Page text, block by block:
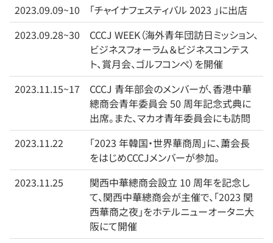
2023.09.09~10
「チャイナフェスティバル 2023 」に出店
2023.09.28~30
CCCJ WEEK（海外青年団訪日ミッション、
ビジネスフォーラム＆ビジネスコンテス
ト、賞月会、ゴルフコンペ）を開催
2023.11.15~17
CCCJ 青年部会のメンバーが、香港中華
總商会青年委員会 50 周年記念式典に
出席。また、マカオ青年委員会にも訪問
2023.11.22
「2023 年韓国・世界華商周」に、䔥会長
をはじめCCCJメンバーが参加。
2023.11.25
関西中華總商会設立 10 周年を記念し
て、関西中華總商会が主催で、「2023 関
西華商之夜」をホテルニューオータニ大
阪にて開催